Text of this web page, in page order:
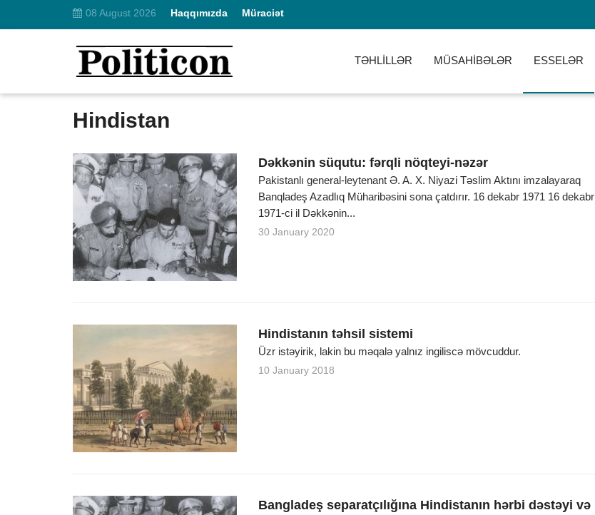
08 August 2026 Haqqımızda Müraciət
TƏHLİLLƏR MÜSAHİBƏLƏR ESSELƏR
Hindistan
Dəkkənin süqutu: fərqli nöqteyi-nəzər
Pakistanlı general-leytenant Ə. A. X. Niyazi Təslim Aktını imzalayaraq
Banqladeş Azadlıq Müharibəsini sona çatdırır. 16 dekabr 1971 16 dekabr
1971-ci il Dəkkənin...
30 January 2020
Hindistanın təhsil sistemi
Üzr istəyirik, lakin bu məqalə yalnız ingiliscə mövcuddur.
10 January 2018
Bangladeş separatçılığına Hindistanın hərbi dəstəyi və